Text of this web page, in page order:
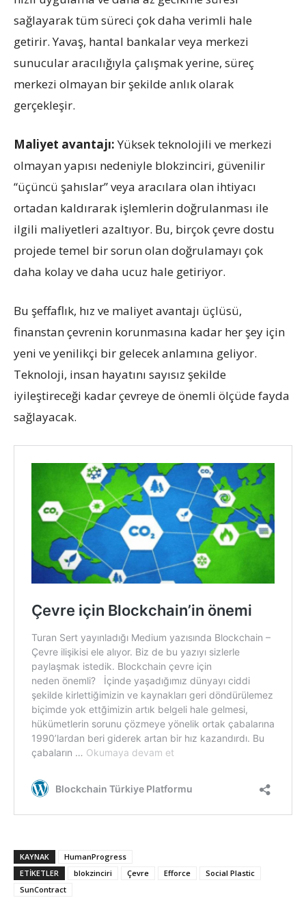
sağlayarak tüm süreci çok daha verimli hale
getirir. Yavaş, hantal bankalar veya merkezi
sunucular aracılığıyla çalışmak yerine, süreç
merkezi olmayan bir şekilde anlık olarak
gerçekleşir.
Maliyet avantajı:Yüksek teknolojili ve merkezi
olmayan yapısı nedeniyle blokzinciri, güvenilir
“üçüncü şahıslar” veya aracılara olan ihtiyacı
ortadan kaldırarak işlemlerin doğrulanması ile
ilgili maliyetleri azaltıyor. Bu, birçok çevre dostu
projede temel bir sorun olan doğrulamayı çok
daha kolay ve daha ucuz hale getiriyor.
Bu şeffaflık, hız ve maliyet avantajı üçlüsü,
finanstan çevrenin korunmasına kadar her şey için
yeni ve yenilikçi bir gelecek anlamına geliyor.
Teknoloji, insan hayatını sayısız şekilde
iyileştireceği kadar çevreye de önemli ölçüde fayda
sağlayacak.
KAYNAK
HumanProgress
ETIKETLER
blokzinciri Çevre Efforce
Social Plastic
SunContract